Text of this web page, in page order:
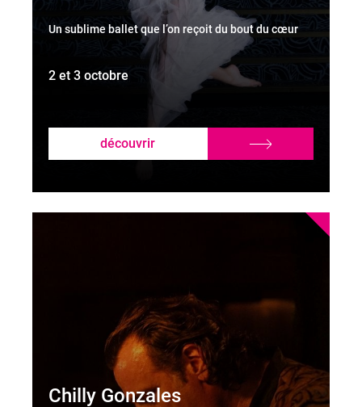
Un sublime ballet que l’on reçoit du bout du cœur
2 et 3 octobre
découvrir
Chilly Gonzales